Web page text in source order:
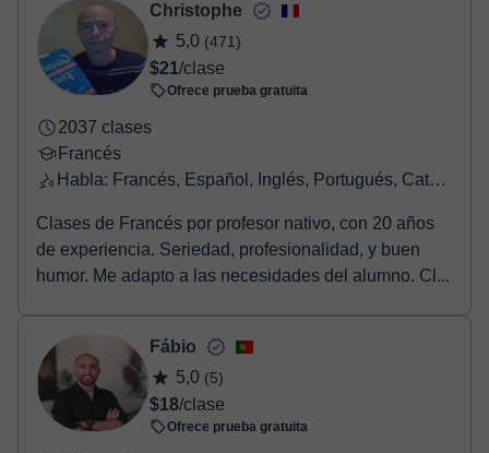
Christophe
5,0 (471)
$21/clase
Ofrece prueba gratuita
2037 clases
Francés
Habla: Francés, Español, Inglés, Portugués, Catalán
Clases de Francés por profesor nativo, con 20 años
de experiencia. Seriedad, profesionalidad, y buen
humor. Me adapto a las necesidades del alumno. Cl...
Fábio
5,0 (5)
$18/clase
Ofrece prueba gratuita